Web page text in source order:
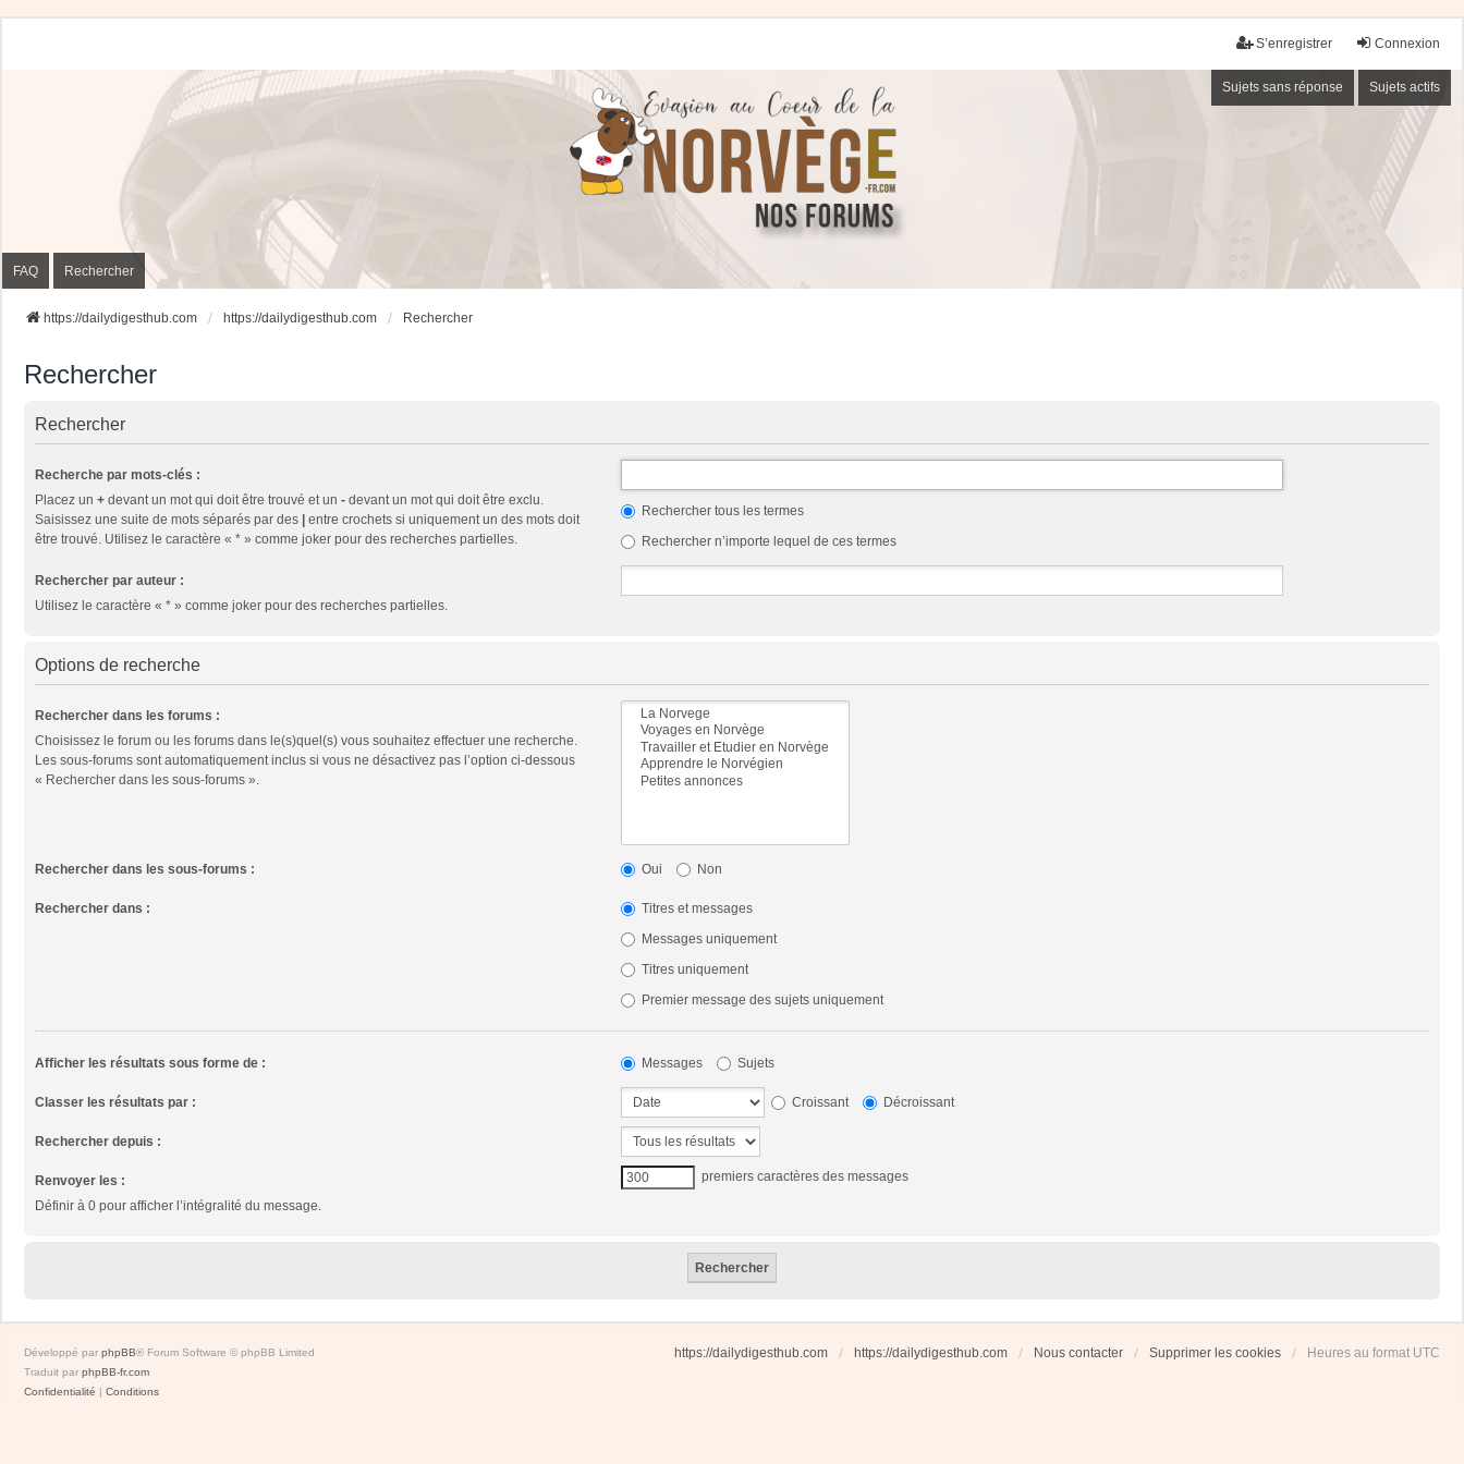
Connexion
S’enregistrer
Sujets sans réponse Sujets actifs
FAQ Rechercher
https://dailydigesthub.com https://dailydigesthub.com Rechercher
Rechercher
Rechercher
Recherche par mots-clés :
Placez un + devant un mot qui doit être trouvé et un - devant un mot qui doit être exclu.
Saisissez une suite de mots séparés par des
entre crochets si uniquement un des mots doit
être trouvé. Utilisez le caractère « * » comme joker pour des recherches partielles.
Rechercher tous les termes
Rechercher n’importe lequel de ces termes
Rechercher par auteur :
Utilisez le caractère « * » comme joker pour des recherches partielles.
Options de recherche
Rechercher dans les forums :
Choisissez le forum ou les forums dans le(s)quel(s) vous souhaitez effectuer une recherche.
Les sous-forums sont automatiquement inclus si vous ne désactivez pas l’option ci-dessous
« Rechercher dans les sous-forums ».
Rechercher dans les sous-forums : Oui Non
Rechercher dans :
Titres et messages
Messages uniquement
Titres uniquement
Premier message des sujets uniquement
Afficher les résultats sous forme de : Messages Sujets
Classer les résultats par : Croissant Décroissant
Rechercher depuis :
Renvoyer les :
Définir à 0 pour afficher l’intégralité du message.
premiers caractères des messages
https://dailydigesthub.com https://dailydigesthub.com Nous contacter Supprimer les cookies Heures au format UTC
Développé par phpBB® Forum Software © phpBB Limited
Traduit par phpBB-fr.com
Confidentialité | Conditions